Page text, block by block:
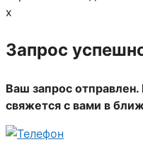
x
Запрос
Ваш запрос
свяжется с вами в